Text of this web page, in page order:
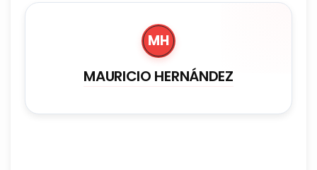
MH
MAURICIO HERNÁNDEZ